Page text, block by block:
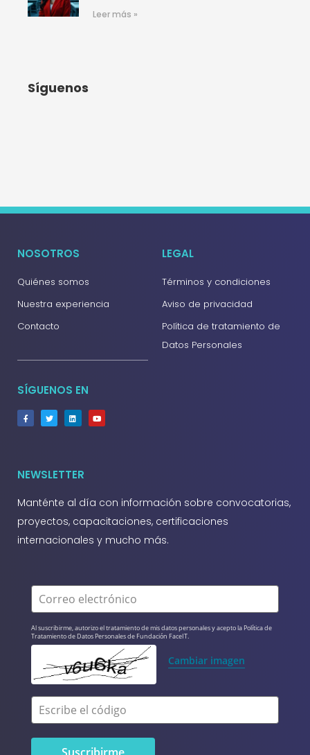
Leer más »
Síguenos
NOSOTROS
Quiénes somos
Nuestra experiencia
Contacto
SÍGUENOS EN
LEGAL
Términos y condiciones
Aviso de privacidad
Política de tratamiento de
Datos Personales
NEWSLETTER
Manténte al día con información sobre convocatorias,
proyectos, capacitaciones, certificaciones
internacionales y mucho más.
Correo electrónico
Al suscribirme, autorizo el tratamiento de mis datos personales y acepto la Política de
Tratamiento de Datos Personales de Fundación FaceIT.
Cambiar imagen
Escribe el código